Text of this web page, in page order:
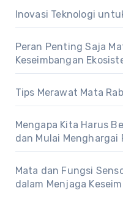
Inovasi Teknologi
Peran Penting Saja
Keseimbangan
Tips Merawat Mata
Mengapa Kita Harus
dan Mulai Menghargai
Mata dan Fungsi
dalam Menjaga